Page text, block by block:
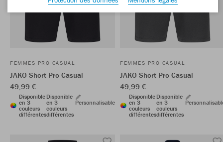
FEMMES PRO CASUAL
JAKO Short Pro Casual
49,99 €
Disponible
en 3
couleurs
différentes
Disponible
en 3
couleurs
différentes
Personnalisable
FEMMES PRO CASUAL
JAKO Short Pro Casual
49,99 €
Disponible
en 3
couleurs
différentes
Disponible
en 3
couleurs
différentes